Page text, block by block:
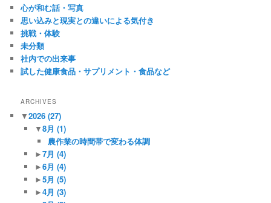
心が和む話・写真
思い込みと現実との違いによる気付き
挑戦・体験
未分類
社内での出来事
試した健康食品・サプリメント・食品など
ARCHIVES
▼2026(27)
▼8月 (1)
農作業の時間帯で変わる体調
►7月 (4)
►6月 (4)
►5月 (5)
►4月 (3)